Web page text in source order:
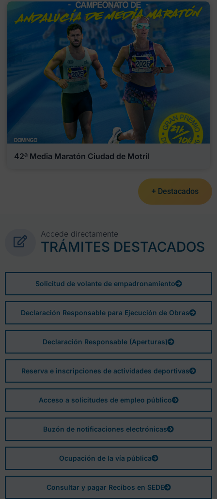
42ª Media Maratón Ciudad de Motril
+ Destacados
Accede directamente
TRÁMITES DESTACADOS
Solicitud de volante de empadronamiento
Declaración Responsable para Ejecución de Obras
Declaración Responsable (Aperturas)
Reserva e inscripciones de actividades deportivas
Acceso a solicitudes de empleo público
Buzón de notificaciones electrónicas
Ocupación de la vía pública
Consultar y pagar Recibos en SEDE